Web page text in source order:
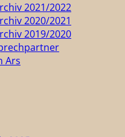
2021/2022
2020/2021
2019/2020
Ars